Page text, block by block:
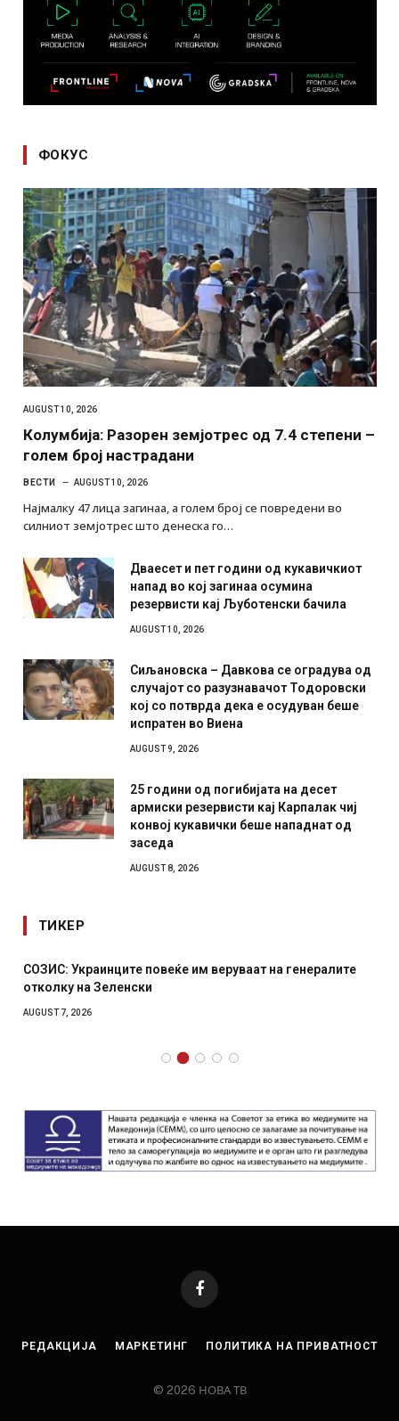
ФОКУС
AUGUST 10, 2026
Колумбија: Разорен земјотрес од 7.4 степени –
голем број настрадани
ВЕСТИ AUGUST 10, 2026
Најмалку 47 лица загинаа, а голем број се повредени во
силниот земјотрес што денеска го…
Дваесет и пет години од кукавичкиот
напад во кој загинаа осумина
резервисти кај Љуботенски бачила
AUGUST 10, 2026
Сиљановска – Давкова се оградува од
случајот со разузнавачот Тодоровски
кој со потврда дека е осудуван беше
испратен во Виена
AUGUST 9, 2026
25 години од погибијата на десет
армиски резервисти кај Карпалак чиј
конвој кукавички беше нападнат од
заседа
AUGUST 8, 2026
ТИКЕР
СОЗИС: Украинците повеќе им веруваат на генералите
отколку на Зеленски
AUGUST 7, 2026
Facebook
РЕДАКЦИЈА МАРКЕТИНГ ПОЛИТИКА НА ПРИВАТНОСТ
© 2026 НОВА ТВ